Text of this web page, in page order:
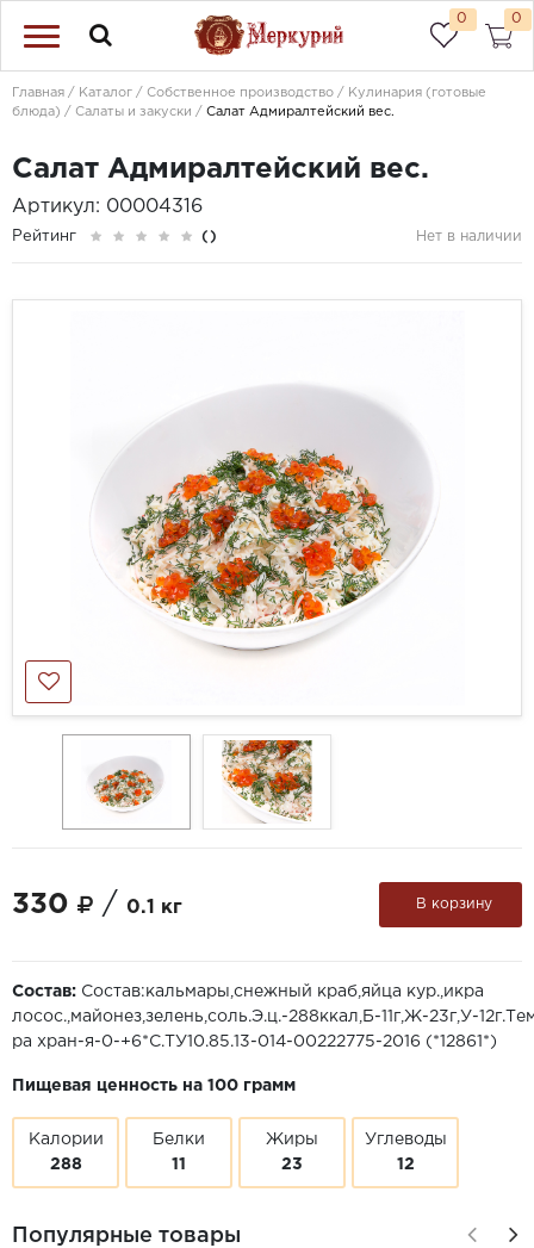
0 0
Главная Каталог Собственное производство
Кулинария (готовые
блюда)
Салаты и закуски Салат Адмиралтейский вес.
Салат Адмиралтейский вес.
Артикул: 00004316
Рейтинг () Нет в наличии
330 / 0.1 кг В корзину
Состав: Состав:кальмары,снежный краб,яйца кур.,икра
лосос.,майонез,зелень,соль.Э.ц.-288ккал,Б-11г,Ж-23г,У-
ра хран-я-0-+6*С.ТУ10.85.13-014-00222775-2016 (*12861*)
Пищевая ценность на 100 грамм
Калории
288
Белки
11
Жиры
23
Углеводы
12
Популярные товары